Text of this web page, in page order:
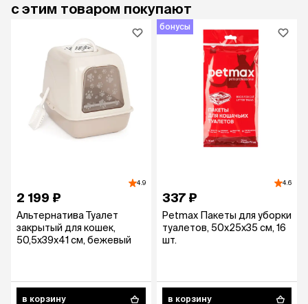
с этим товаром покупают
4.9
2 199 ₽
Альтернатива Туалет
закрытый для кошек,
50,5х39х41 см, бежевый
в корзину
бонусы
4.6
337 ₽
Petmax Пакеты для уборки
туалетов, 50х25х35 см, 16
шт.
в корзину